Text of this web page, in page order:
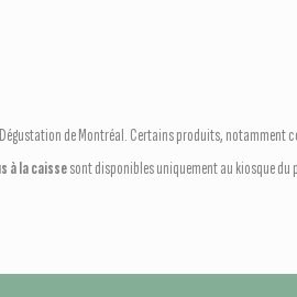
de Montréal. Certains produits, notamment
à la caissesont disponibles uniquement au kiosque du